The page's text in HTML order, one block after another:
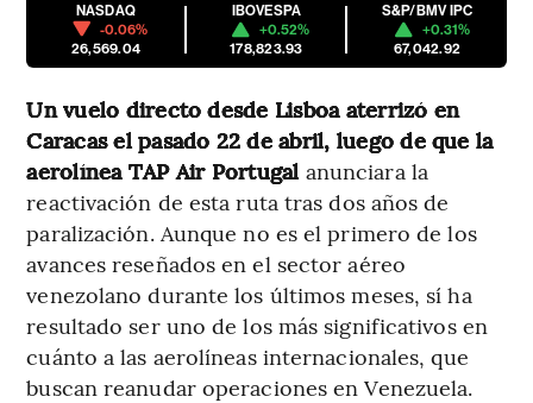
NASDAQ
-0.06%
26,569.04
IBOVESPA
+0.52%
178,823.93
S&P/BMV IPC
+0.31%
67,042.92
Un vuelo directo desde Lisboa aterrizó en
Caracas el pasado 22 de abril, luego de que la
aerolínea TAP Air Portugal anunciara la
reactivación de esta ruta tras dos años de
paralización. Aunque no es el primero de los
avances reseñados en el sector aéreo
venezolano durante los últimos meses, sí ha
resultado ser uno de los más significativos en
cuánto a las aerolíneas internacionales, que
buscan reanudar operaciones en Venezuela.